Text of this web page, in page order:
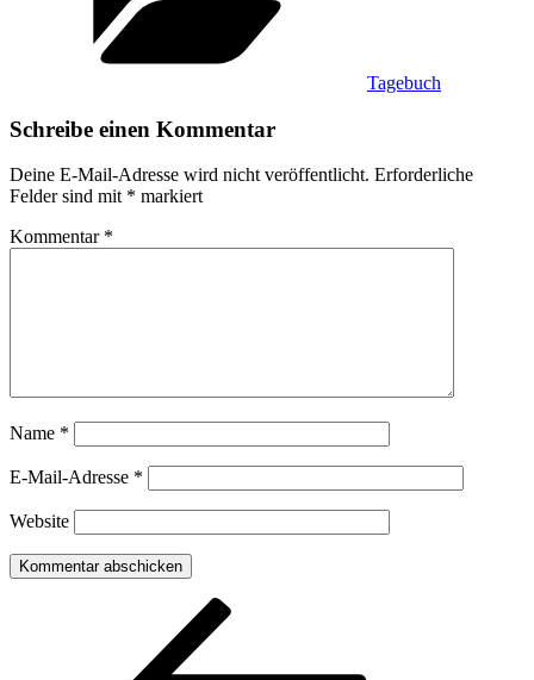
Tagebuch
Schreibe einen Kommentar
Deine E-Mail-Adresse wird nicht veröffentlicht. Erforderliche
Felder sind mit * markiert
Kommentar *
Name *
E-Mail-Adresse *
Website
Beitragsnavigation